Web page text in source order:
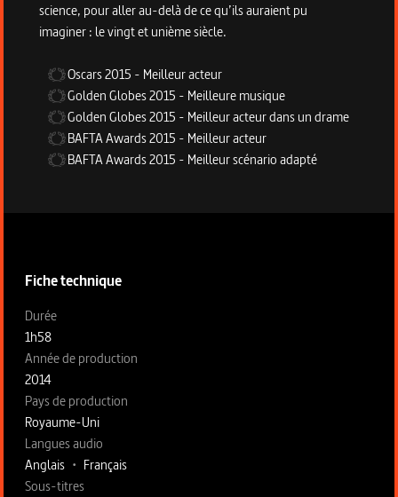
science, pour aller au-delà de ce qu’ils auraient pu
imaginer : le vingt et unième siècle.
Oscars2015 - Meilleur acteur
Golden Globes2015 - Meilleure musique
Golden Globes2015 - Meilleur acteur dans un drame
BAFTA Awards2015 - Meilleur acteur
BAFTA Awards2015 - Meilleur scénario adapté
Fiche technique
Fiche technique section gauche
Durée
1h58
Année de production
2014
Pays de production
Royaume-Uni
Langues audio
Anglais • Français
Sous-titres